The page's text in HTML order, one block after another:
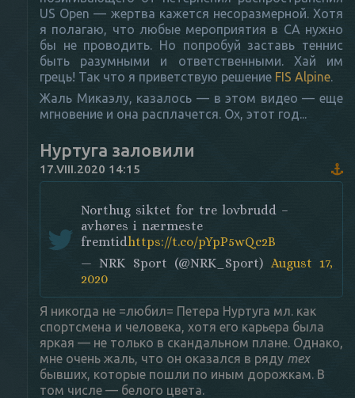
US Open — жертва кажется несоразмерной. Хотя
я полагаю, что любые мероприятия в СА нужно
бы не проводить. Но попробуй заставь теннис
быть разумными и ответственными. Хай им
грець! Так что я приветствую решение FIS Alpine.
Жаль Микаэлу, казалось — в этом видео — еще
мгновение и она расплачется. Ох, этот год...
Нуртуга заловили
17.VIII.2020 14:15
Northug siktet for tre lovbrudd –
avhøres i nærmeste
fremtidhttps://t.co/pYpP5wQc2B
— NRK Sport (@NRK_Sport) August 17,
2020
Я никогда не =любил= Петера Нуртуга мл. как
спортсмена и человека, хотя его карьера была
яркая — не только в скандальном плане. Однако,
мне очень жаль, что он оказался в ряду тех
бывших, которые пошли по иным дорожкам. В
том числе — белого цвета.